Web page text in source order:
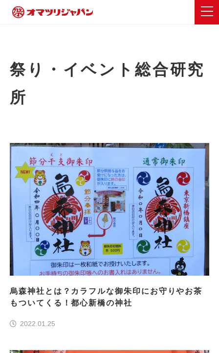
祭り・イベント総合研究
所
烏森神社とは？カラフルな御朱印にお守りやお茶
もついてくる！都心新橋の神社
2022.01.25